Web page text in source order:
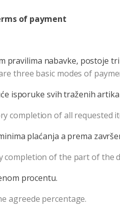
of payment
pravilima nabavke, postoje
three basic modes of
isporuke svih traženih
completion of all requested
plaćanja a prema
of the part of the
procentu.
agreede percentage.